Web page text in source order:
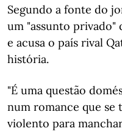
Segundo a fonte do
um "assunto privado"
e acusa o país rival
história.
"É uma questão
num romance que se
violento para